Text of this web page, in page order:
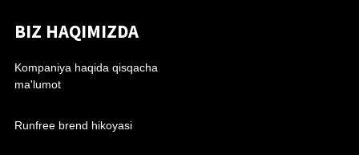
BIZ HAQIMIZDA
Kompaniya haqida qisqacha
ma'lumot
Runfree brend hikoyasi